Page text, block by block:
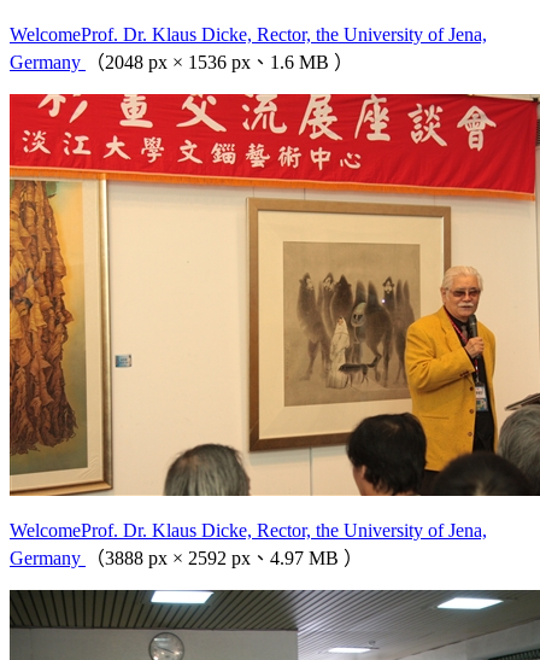
WelcomeProf. Dr. Klaus Dicke, Rector, the University of Jena,
Germany
（2048 px × 1536 px、1.6 MB ）
WelcomeProf. Dr. Klaus Dicke, Rector, the University of Jena,
Germany
（3888 px × 2592 px、4.97 MB ）